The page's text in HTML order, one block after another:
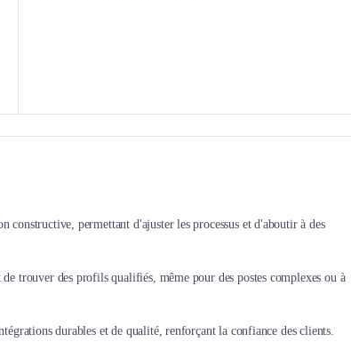
constructive, permettant d'ajuster les processus et d'aboutir à des
trouver des profils qualifiés, même pour des postes complexes ou à
durables et de qualité, renforçant la confiance des clients.